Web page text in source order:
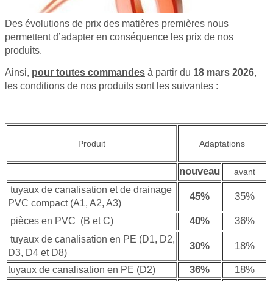
Des évolutions de prix des matières premières nous
permettent d’adapter en conséquence les prix de nos
produits.
Ainsi, pour toutes commandes à partir du 18 mars 2026,
les conditions de nos produits sont les suivantes :
Produit Adaptations
nouveau avant
tuyaux de canalisation et de drainage
PVC compact (A1, A2, A3)
45% 35%
pièces en PVC (B et C) 40% 36%
tuyaux de canalisation en PE (D1, D2,
D3, D4 et D8)
30% 18%
tuyaux de canalisation en PE (D2) 36% 18%